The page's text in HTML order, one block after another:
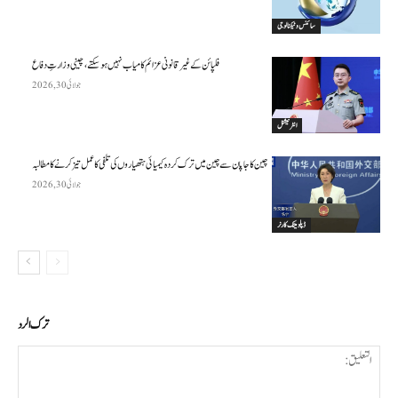
سائنس وٹیکنالوجی
انٹرنیشنل
فلپائن کے غیر قانونی عزائم کامیاب نہیں ہو سکتے ، چینی وزارتِ دفاع
جولائی 30, 2026
ڈپلومیٹک کارنر
چین کا جاپان سے چین میں ترک کردہ کیمیائی ہتھیاروں کی تلفی کا عمل تیز کرنے کا مطالبہ
جولائی 30, 2026
ترك الرد